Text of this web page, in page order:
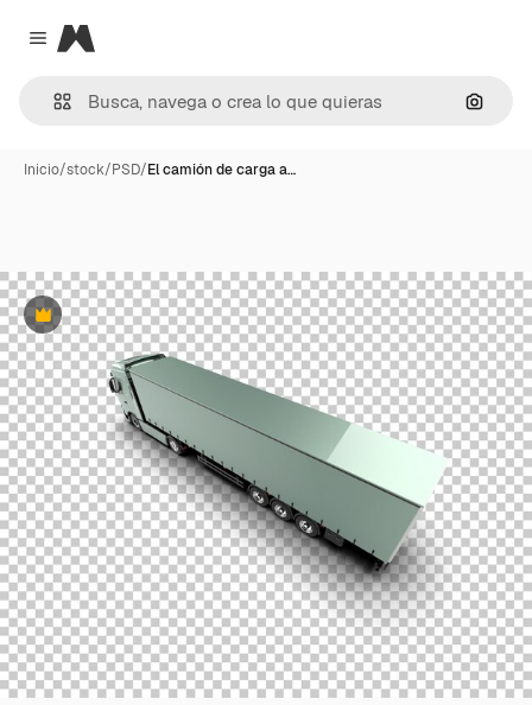
Close menu
Magnific
Inicio/stock/PSD/El camión de carga a…
Premium